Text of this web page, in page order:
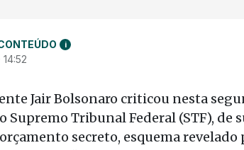
i
Jair Bolsonaro criticou nesta
Supremo Tribunal Federal (STF),
secreto, esquema revelado